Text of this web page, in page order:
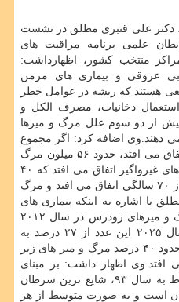
دكتر علی قنبری مطلق در نشست
علمی برنامه مراقبت های
منتخب كشور، اظهارداشت:
عروقی و بیماری های مزمن
هستند كه ریشه در عوامل خطر
دخانیات، مصرف الكل و
بیش از دو سوم علل مرگ و میرها
دهند.وی اضافه كرد: اگر مجموع
مرگ هایی كه در جهان در سال اتفاق می افتد، حدود ۵۶ میلون مرگ
باشد، ۶۸ درصد آن در اثر بیماری های غیرواگیر اتفاق می افتد كه ۴۰
درصد از این مرگ و میرها، پیش از ۷۰ سالگی اتفاق می افتد و مرگ
با اشاره به اینكه بیماری های
غیر واگیر، جزو نخستین علل مرگ و میرهای زودرس در سال ۲۰۱۲
بوده است، خاطرنشان كرد: تا سال ۲۰۲۵ این عدد از ۲۷ درصد به
نزدیك ۴۰ درصد می رسید، یعنی حدود ۴۰ درصد مرگ و میر های زیر
افتد.وی اظهار داشت: بر مبنای
آخرین گزارش های كشوری مربوط به سال ۹۳، شایع ترین سرطان
است و به صورت متوسط از هر